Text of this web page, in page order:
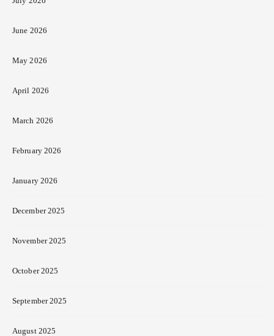
June 2026
May 2026
April 2026
March 2026
February 2026
January 2026
December 2025
November 2025
October 2025
September 2025
August 2025